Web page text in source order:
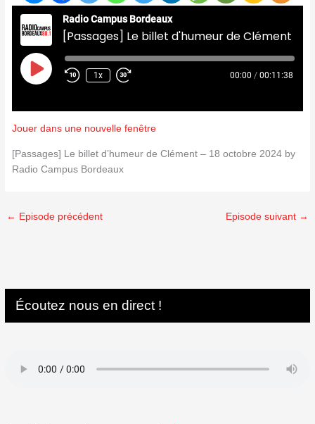
Radio Campus Bordeaux
Play
Episode
1x 00:00 / 00:11:38
Jouer dans une nouvelle fenêtre
[Passages] Le billet d’humeur de Clément – 18 octobre 2024 by
Radio Campus Bordeaux
← Episode précédent Episode suivant →
Écoutez nous en direct !